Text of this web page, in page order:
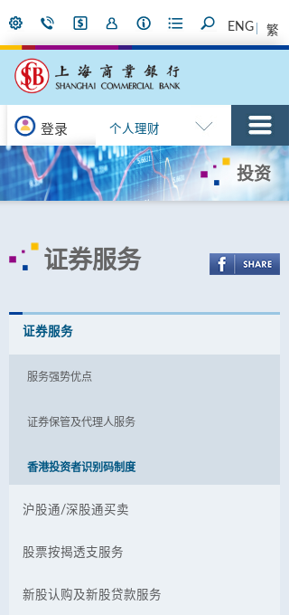
ENG 繁
登录 个人理财
投资
证券服务
证券服务
服务强势优点
证券保管及代理人服务
香港投资者识别码制度
沪股通/深股通买卖
股票按揭透支服务
新股认购及新股贷款服务